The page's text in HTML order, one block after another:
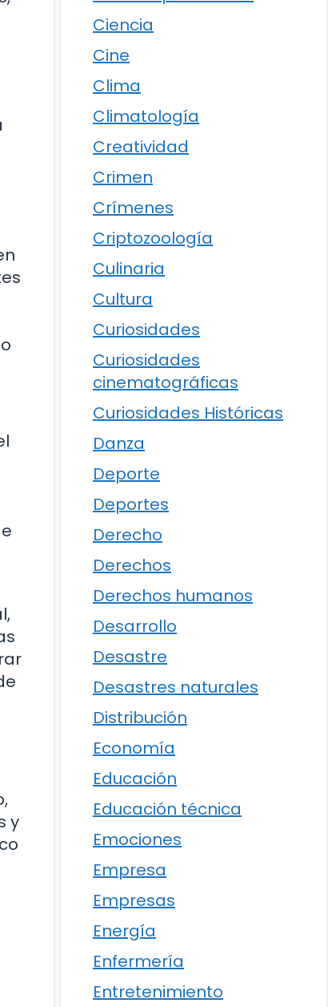
y
Ciencia
Cine
Clima
Climatología
Creatividad
Crimen
Crímenes
Criptozoología
Culinaria
Cultura
Curiosidades
Curiosidades
cinematográficas
Curiosidades Históricas
Danza
Deporte
Deportes
Derecho
Derechos
Derechos humanos
Desarrollo
Desastre
Desastres naturales
Distribución
Economía
Educación
Educación técnica
Emociones
Empresa
Empresas
Energía
Enfermería
Entretenimiento